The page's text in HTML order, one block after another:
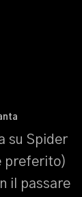
su Spider
preferito)
il passare